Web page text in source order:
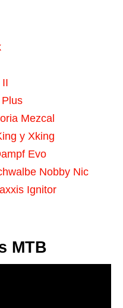
Mezcal
y Xking
Evo
Nobby Nic
Ignitor
MTB